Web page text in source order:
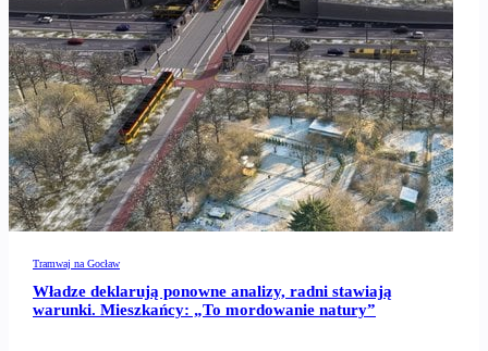
Tramwaj na Gocław
Władze deklarują ponowne analizy, radni stawiają
warunki. Mieszkańcy: „To mordowanie natury”